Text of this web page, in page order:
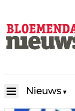
Nieuws ▼